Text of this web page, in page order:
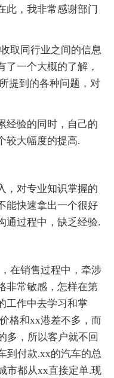
此，我非常感谢部门
同行业之间的信息
了一个大概的了解，
提到的各种问题，对
验的同时，自己的
较大幅度的提高.
对专业知识掌握的
能快速拿出一个很好
通过程中，缺乏经验.
销售过程中，牵涉
非常敏感，怎样在第
工作中去学习和掌
格和xx港差不多，而
多，所以客户就不回
到付款.xx的汽车的总
市都从xx直接定单.现